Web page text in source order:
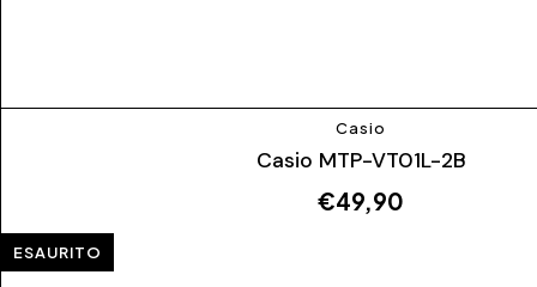
Casio
Casio MTP-VT01L-2B
€49,90
ESAURITO